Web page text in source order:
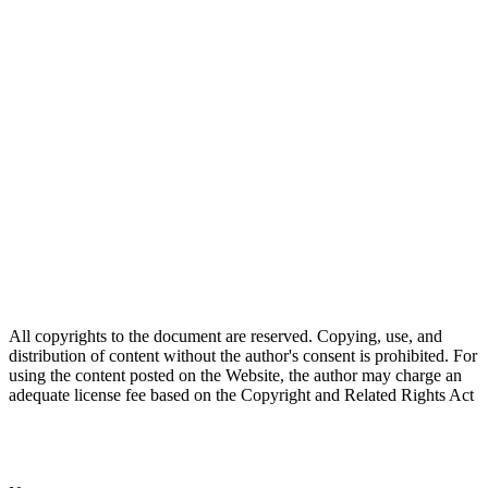
All copyrights to the document are reserved. Copying, use, and
distribution of content without the author's consent is prohibited. For
using the content posted on the Website, the author may charge an
adequate license fee based on the Copyright and Related Rights Act